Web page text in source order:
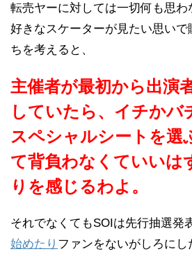
転売ヤーに対しては一切何も思わ
好きなスケーターが見たい思い
ちを考えると、
主催者が最初から出演
していたら、イチかバ
スペシャルシートを選
て背負わなくていいは
りを感じるわよ。
それでなくてもSOIは先行抽選発
始めたり ファンをないがしろにし